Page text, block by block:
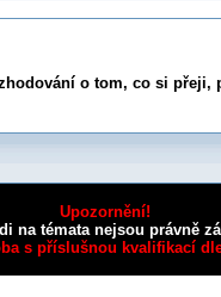
o tom, co si přeji,
Upozornění!
na témata nejsou právně
s příslušnou kvalifikací